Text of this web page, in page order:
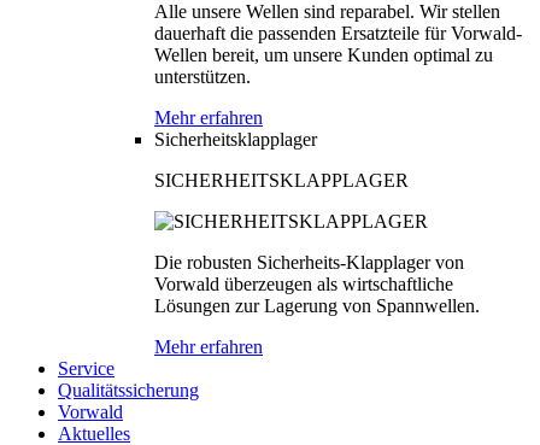
Alle unsere Wellen sind reparabel. Wir stellen
dauerhaft die passenden Ersatzteile für Vorwald-
Wellen bereit, um unsere Kunden optimal zu
unterstützen.
Mehr erfahren
Sicherheitsklapplager
SICHERHEITSKLAPPLAGER
Die robusten Sicherheits-Klapplager von
Vorwald überzeugen als wirtschaftliche
Lösungen zur Lagerung von Spannwellen.
Mehr erfahren
Service
Qualitätssicherung
Vorwald
Aktuelles